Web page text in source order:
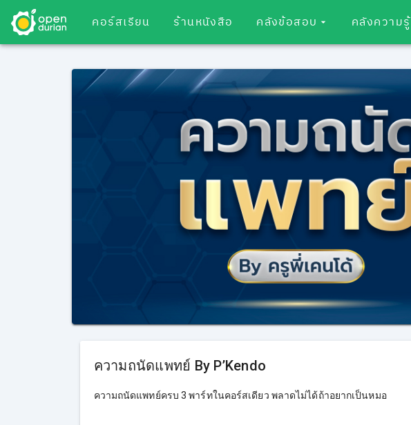
คอร์สเรียน ร้านหนังสือ คลังข้อสอบ คลังความรู้
ความถนัดแพทย์ By P’Kendo
ความถนัดแพทย์ครบ 3 พาร์ทในคอร์สเดียว พลาดไม่ได้ถ้าอยากเป็นหมอ